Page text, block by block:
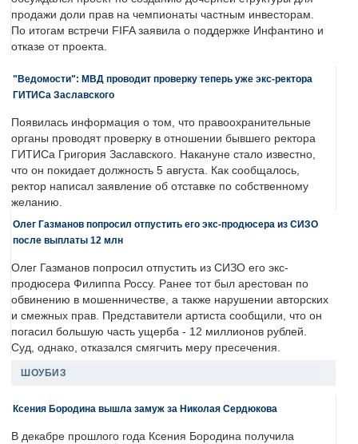
продажи доли прав на чемпионаты частным инвесторам.
По итогам встречи FIFA заявила о поддержке Инфантино и
отказе от проекта.
"Ведомости": МВД проводит проверку теперь уже экс-ректора
ГИТИСа Заславского
Появилась информация о том, что правоохранительные
органы проводят проверку в отношении бывшего ректора
ГИТИСа Григория Заславского. Накануне стало известно,
что он покидает должность 5 августа. Как сообщалось,
ректор написал заявление об отставке по собственному
желанию.
Олег Газманов попросил отпустить его экс-продюсера из СИЗО
после выплаты 12 млн
Олег Газманов попросил отпустить из СИЗО его экс-
продюсера Филиппа Россу. Ранее тот был арестован по
обвинению в мошенничестве, а также нарушении авторских
и смежных прав. Представители артиста сообщили, что он
погасил большую часть ущерба - 12 миллионов рублей.
Суд, однако, отказался смягчить меру пресечения.
ШОУБИЗ
Ксения Бородина вышла замуж за Николая Сердюкова
В декабре прошлого года Ксения Бородина получила